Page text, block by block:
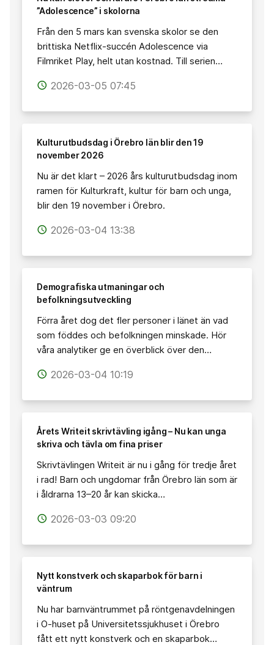
”Adolescence” i skolorna
Från den 5 mars kan svenska skolor se den
brittiska Netflix-succén Adolescence via
Filmriket Play, helt utan kostnad. Till serien…
access_time 2026-03-05 07:45
Kulturutbudsdag i Örebro län blir den 19
november 2026
Nu är det klart – 2026 års kulturutbudsdag inom
ramen för Kulturkraft, kultur för barn och unga,
blir den 19 november i Örebro.
access_time 2026-03-04 13:38
Demografiska utmaningar och
befolkningsutveckling
Förra året dog det fler personer i länet än vad
som föddes och befolkningen minskade. Hör
våra analytiker ge en överblick över den…
access_time 2026-03-04 10:19
Årets Writeit skrivtävling igång – Nu kan unga
skriva och tävla om fina priser
Skrivtävlingen Writeit är nu i gång för tredje året
i rad! Barn och ungdomar från Örebro län som är
i åldrarna 13–20 år kan skicka…
access_time 2026-03-03 09:20
Nytt konstverk och skaparbok för barn i
väntrum
Nu har barnväntrummet på röntgenavdelningen
i O-huset på Universitetssjukhuset i Örebro
fått ett nytt konstverk och en skaparbok…